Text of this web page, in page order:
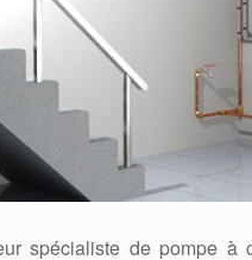
spécialiste de pompe à